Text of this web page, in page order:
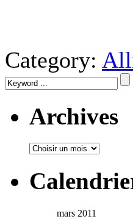
Category:
Archives
mars 2011